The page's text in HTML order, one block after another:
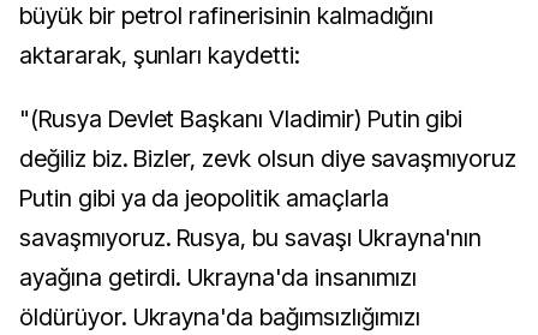
büyük bir petrol rafinerisinin kalmadığını
aktararak, şunları kaydetti:
"(Rusya Devlet Başkanı Vladimir) Putin gibi
değiliz biz. Bizler, zevk olsun diye savaşmıyoruz
Putin gibi ya da jeopolitik amaçlarla
savaşmıyoruz. Rusya, bu savaşı Ukrayna'nın
ayağına getirdi. Ukrayna'da insanımızı
öldürüyor. Ukrayna'da bağımsızlığımızı